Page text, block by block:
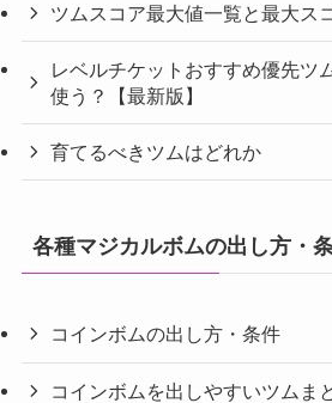
ツムスコア最大値一覧と最大ス
レベルチケットおすすめ優先ツ
使う？【最新版】
育てるべきツムはどれか
各種マジカルボムの出し方・
コインボムの出し方・条件
コインボムを出しやすいツムま